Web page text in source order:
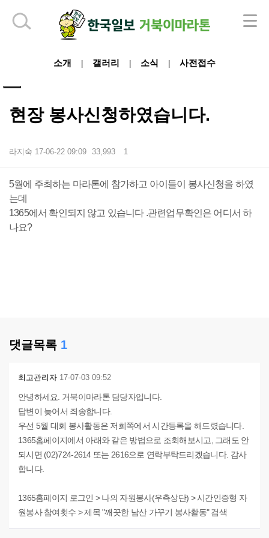
소개 갤러리 소식 사전접수
현장 봉사신청하였습니다.
라지숙 17-06-22 09:09 33,993 1
본문
5월에 주최하는 마라톤에 참가하고 아이들이 봉사신청을 하였
는데
1365에서 확인되지 않고 있습니다 .관련업무확인은 어디서 하
나요?
댓글목록 1
최고관리자 17-07-03 09:52
안녕하세요. 거북이마라톤 담당자입니다.
답변이 늦어서 죄송합니다.
우선 5월 대회 봉사활동은 저희쪽에서 시간등록을 해드렸습니다.
1365홈페이지에서 아래와 같은 방법으로 조회해보시고, 그래도 안
되시면 (02)724-2614 또는 2616으로 연락부탁드리겠습니다. 감사
합니다.
1365홈페이지 로그인 > 나의 자원봉사(우측상단) > 시간인증형 자
원봉사 참여횟수 > 제목 "깨끗한 남산 가꾸기 봉사활동" 검색
하단 영역